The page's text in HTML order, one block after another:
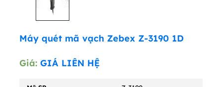
Máy quét mã vạch Zebex Z-3190 1D
Giá: GIÁ LIÊN HỆ